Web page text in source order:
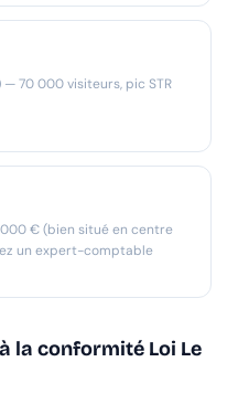
70 000 visiteurs, pic STR
000 € (bien situé en centre
un expert-comptable
la conformité Loi Le